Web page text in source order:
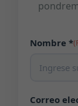
Nombre *
Correo